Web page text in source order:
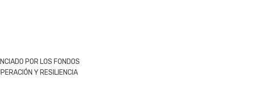
POR LOS FONDOS
Y RESILIENCIA